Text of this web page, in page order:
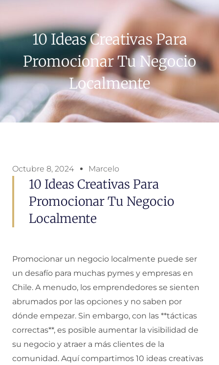
10 Ideas Creativas Para
Promocionar Tu Negocio
Localmente
Octubre 8, 2024 Marcelo
10 Ideas Creativas Para
Promocionar Tu Negocio
Localmente
Promocionar un negocio localmente puede ser
un desafío para muchas pymes y empresas en
Chile. A menudo, los emprendedores se sienten
abrumados por las opciones y no saben por
dónde empezar. Sin embargo, con las **tácticas
correctas**, es posible aumentar la visibilidad de
su negocio y atraer a más clientes de la
comunidad. Aquí compartimos 10 ideas creativas